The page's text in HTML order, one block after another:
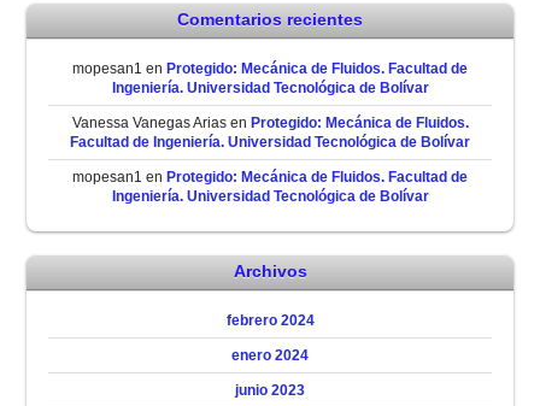
Comentarios recientes
mopesan1 en Protegido: Mecánica de Fluidos. Facultad de
Ingeniería. Universidad Tecnológica de Bolívar
Vanessa Vanegas Ariasen Protegido: Mecánica de Fluidos.
Facultad de Ingeniería. Universidad Tecnológica de Bolívar
mopesan1 en Protegido: Mecánica de Fluidos. Facultad de
Ingeniería. Universidad Tecnológica de Bolívar
Archivos
febrero 2024
enero 2024
junio 2023